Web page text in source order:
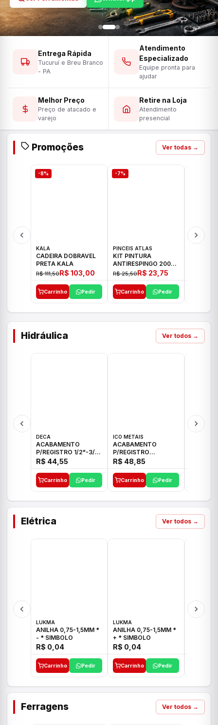
Entrega Rápida
Tucuruí e Breu Branco
- PA
Atendimento
Especializado
Equipe pronta para
ajudar
Melhor Preço
Preço de atacado e
varejo
Retire na Loja
Atendimento
presencial
Promoções Ver todas →
-8%
KALA
CADEIRA DOBRAVEL
PRETA KALA
R$ 111,50R$ 103,00
Carrinho Pedir
-7%
PINCEIS ATLAS
KIT PINTURA
ANTIRESPINGO 2003
ATLAS 03 PCS
R$ 25,50R$ 23,75
Carrinho Pedir
Hidráulica Ver todos →
DECA
ACABAMENTO
P/REGISTRO 1/2"-3/4"
E 1"C21.PQ DECA
R$ 44,55
Carrinho Pedir
ICO METAIS
ACABAMENTO
P/REGISTRO
1/2"-3/4"-1" ACB M
CS 33 ICO
R$ 48,85
Carrinho Pedir
Elétrica Ver todos →
LUKMA
ANILHA 0,75-1,5MM *
- * SIMBOLO
R$ 0,04
Carrinho Pedir
LUKMA
ANILHA 0,75-1,5MM *
+ * SIMBOLO
R$ 0,04
Carrinho Pedir
Ferragens Ver todos →